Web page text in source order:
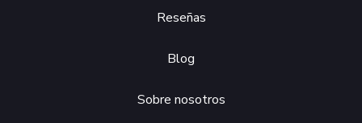
Reseñas
Blog
Sobre nosotros